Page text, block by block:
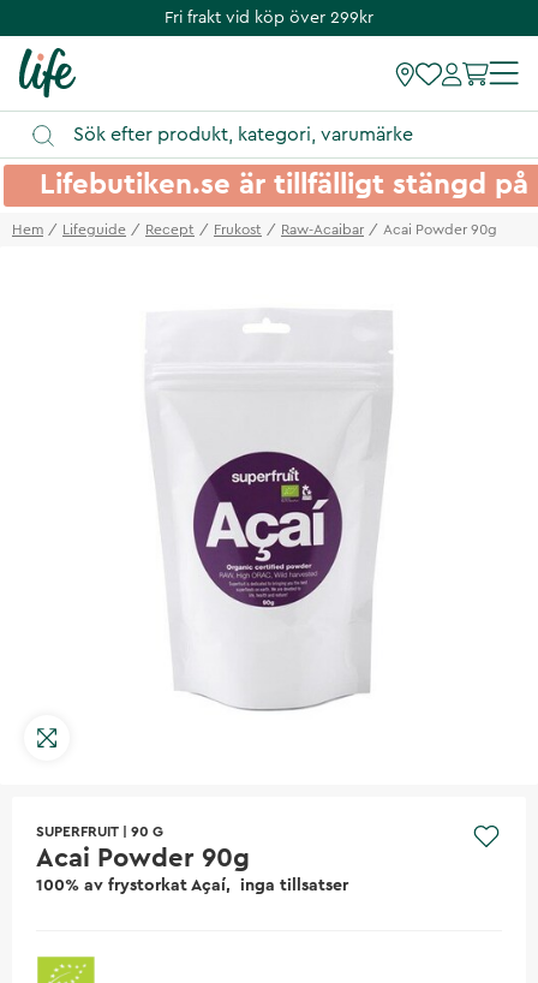
Fri frakt vid köp över 299kr
Lifebutiken.se är tillfälligt stängd
Hem Lifeguide Recept Frukost Raw-Acaibar Acai Powder 90g
SUPERFRUIT 90 G
Acai Powder 90g
100% av frystorkat Açaí, inga tillsatser